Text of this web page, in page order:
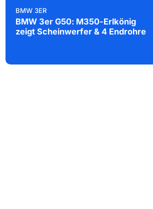
BMW 3ER
BMW 3er G50: M350-Erlkönig
zeigt Scheinwerfer & 4 Endrohre